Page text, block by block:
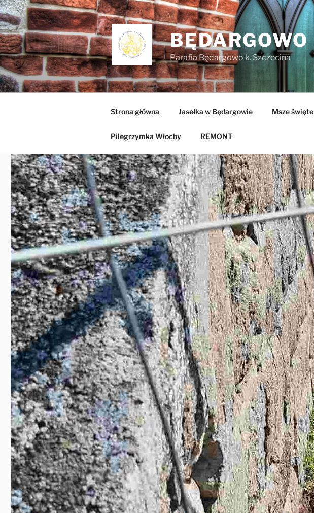
Przejdź
do
treści
BĘDARGOWO
Parafia Będargowo k. Szczecina
Strona główna Jasełka w Będargowie Msze święte
Pilegrzymka Włochy REMONT